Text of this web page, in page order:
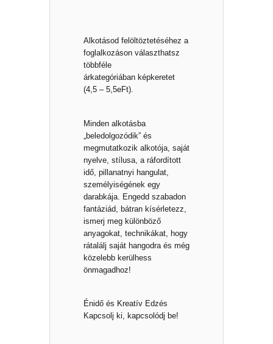
Alkotásod felöltöztetéséhez a
foglalkozáson választhatsz
többféle
árkategóriában képkeretet
(4,5 – 5,5eFt).
Minden alkotásba
„beledolgozódik” és
megmutatkozik alkotója, saját
nyelve, stílusa, a ráfordított
idő, pillanatnyi hangulat,
személyiségének egy
darabkája. Engedd szabadon
fantáziád, bátran kísérletezz,
ismerj meg különböző
anyagokat, technikákat, hogy
rátalálj saját hangodra és még
közelebb kerülhess
önmagadhoz!
Énidő és Kreatív Edzés
Kapcsolj ki, kapcsolódj be!